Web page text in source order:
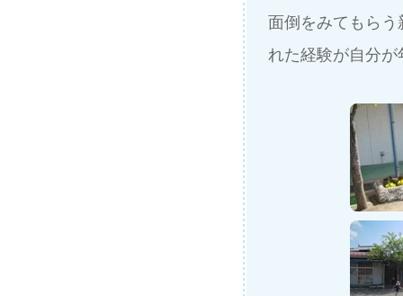
面倒をみてもら
れた経験が自分